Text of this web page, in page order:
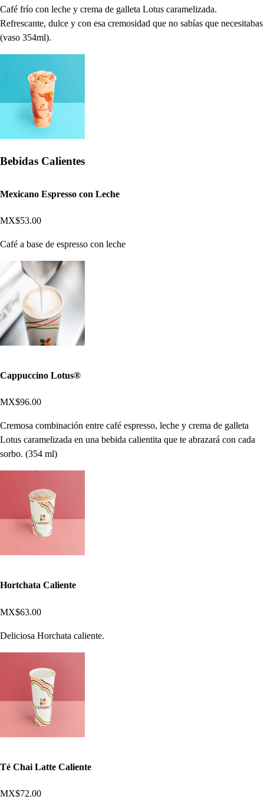
Café frío con leche y crema de galleta Lotus caramelizada.
Refrescante, dulce y con esa cremosidad que no sabías que necesitabas
(vaso 354ml).
Bebidas Calientes
Mexicano Espresso con Leche
MX$53.00
Café a base de espresso con leche
Cappuccino Lotus®
MX$96.00
Cremosa combinación entre café espresso, leche y crema de galleta
Lotus caramelizada en una bebida calientita que te abrazará con cada
sorbo. (354 ml)
Hortchata Caliente
MX$63.00
Deliciosa Horchata caliente.
Té Chai Latte Caliente
MX$72.00